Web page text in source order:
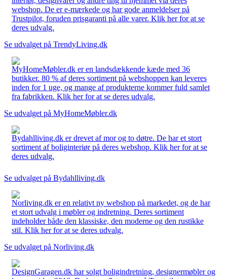
webshop. De er e-mærkede og har gode anmeldelser på
Trustpilot, foruden prisgaranti på alle varer. Klik her for at se
deres udvalg.
Se udvalget på TrendyLiving.dk
MyHomeMøbler.dk er en landsdækkende kæde med 36
butikker. 80 % af deres sortiment på webshoppen kan leveres
inden for 1 uge, og mange af produkterne kommer fuld samlet
fra fabrikken. Klik her for at se deres udvalg.
Se udvalget på MyHomeMøbler.dk
Bydahlliving.dk er drevet af mor og to døtre. De har et stort
sortiment af boliginteriør på deres webshop. Klik her for at se
deres udvalg.
Se udvalget på Bydahlliving.dk
Norliving.dk er en relativt ny webshop på markedet, og de har
et stort udvalg i møbler og indretning. Deres sortiment
indeholder både den klassiske, den moderne og den rustikke
stil. Klik her for at se deres udvalg.
Se udvalget på Norliving.dk
DesignGaragen.dk har solgt boligindretning, designermøbler og